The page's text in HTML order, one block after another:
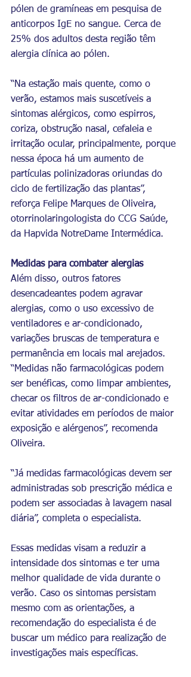
pólen de gramíneas em pesquisa de
anticorpos IgE no sangue. Cerca de
25% dos adultos desta região têm
alergia clínica ao pólen.
“Na estação mais quente, como o
verão, estamos mais suscetíveis a
sintomas alérgicos, como espirros,
coriza, obstrução nasal, cefaleia e
irritação ocular, principalmente, porque
nessa época há um aumento de
partículas polinizadoras oriundas do
ciclo de fertilização das plantas”,
reforça Felipe Marques de Oliveira,
otorrinolaringologista do CCG Saúde,
da Hapvida NotreDame Intermédica.
Medidas para combater alergias
Além disso, outros fatores
desencadeantes podem agravar
alergias, como o uso excessivo de
ventiladores e ar-condicionado,
variações bruscas de temperatura e
permanência em locais mal arejados.
“Medidas não farmacológicas podem
ser benéficas, como limpar ambientes,
checar os filtros de ar-condicionado e
evitar atividades em períodos de maior
exposição e alérgenos”, recomenda
Oliveira.
“Já medidas farmacológicas devem ser
administradas sob prescrição médica e
podem ser associadas à lavagem nasal
diária”, completa o especialista.
Essas medidas visam a reduzir a
intensidade dos sintomas e ter uma
melhor qualidade de vida durante o
verão. Caso os sintomas persistam
mesmo com as orientações, a
recomendação do especialista é de
buscar um médico para realização de
investigações mais específicas.